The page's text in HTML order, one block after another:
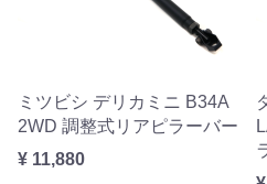
ミツビシ デリカミニ B34A
2WD 調整式リアピラーバー
¥ 11,880